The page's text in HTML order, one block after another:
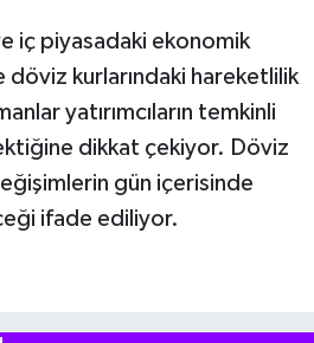
iç piyasadaki ekonomik
döviz kurlarındaki hareketlilik
yatırımcıların temkinli
dikkat çekiyor. Döviz
gün içerisinde
ifade ediliyor.